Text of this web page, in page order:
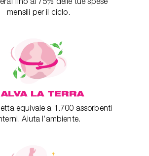
mensili per il ciclo.
LA TERRA
equivale a 1.700 assorbenti
Aiuta l’ambiente.